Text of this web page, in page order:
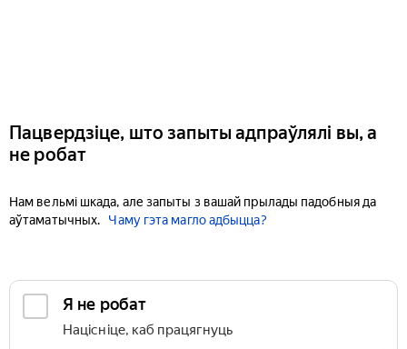
Пацвердзіце, што запыты адпраўлялі вы, а
не робат
Нам вельмі шкада, але запыты з вашай прылады падобныя да
аўтаматычных.
Чаму гэта магло адбыцца?
Я не робат
Націсніце, каб працягнуць